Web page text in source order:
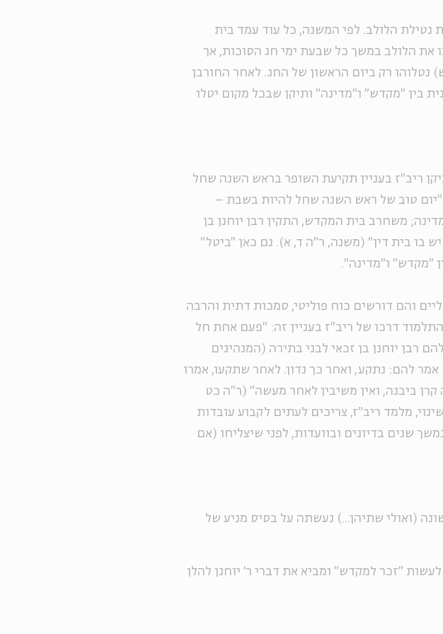
נטילת הלולב. לפי המשנה, כל עוד עמד בית
את הלולב במשך כל שבעת ימי חג הסוכות, אך
נטלוהו רק ביום הראשון של החג. לאחר החורבן
בין "מקדש" ו"מדינה" ותיקן שבכל מקום יטלו
ריב"ז בעניין תקיעת השופר בראש השנה שחל
טוב של ראש השנה שחל להיות בשבת –
משחרב בית המקדש, התקין רבן יוחנן בן
בו בית דין" (משנה, ר"ה ד, א). גם כאן "ביטל"
"מקדש" ו"מדינה".
והם דורשים כוח פוליטי, סמכות דתית והרבה
דרכו של ריב"ז בעניין זה: "פעם אחת חל
רבן יוחנן בן זכאי לבני בתירה (המנהיגים
אמר להם: נתקע, ואחר כך נדון. לאחר שתקעו, אמרו
ביבנה, ואין משיבין לאחר מעשה" (ר"ה כט
מלמד ריב"ז, צריכים לעתים לקבוע עובדות
שנים בדיונים ובוועדות, לפני שיצליחו (אם
(ואולי שתיהן...) נעשתה על בסיס מניע של
לעשות "זכר למקדש" ומביא את דברי ר' יוחנן להלן